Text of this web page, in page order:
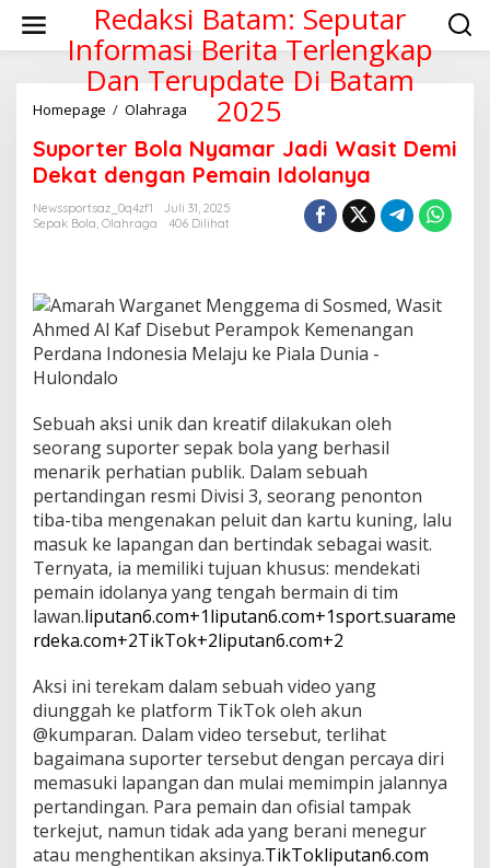
konten
Redaksi Batam: Seputar
Informasi Berita Terlengkap
Dan Terupdate Di Batam
2025
Homepage / Olahraga Suporter
Nyamar
Jadi
Wasit
Demi
Dekat
Suporter Bola Nyamar Jadi Wasit Demi
Dekat dengan Pemain Idolanya
Newssportsaz_0q4zf1
Juli 31, 2025
Sepak Bola, Olahraga 406 Dilihat
Sebuah aksi unik dan kreatif dilakukan oleh
seorang suporter sepak bola yang berhasil
menarik perhatian publik. Dalam sebuah
pertandingan resmi Divisi 3, seorang penonton
tiba-tiba mengenakan peluit dan kartu kuning, lalu
masuk ke lapangan dan bertindak sebagai wasit.
Ternyata, ia memiliki tujuan khusus: mendekati
pemain idolanya yang tengah bermain di tim
lawan.liputan6.com+1liputan6.com+1sport.suarame
rdeka.com+2TikTok+2liputan6.com+2
Aksi ini terekam dalam sebuah video yang
diunggah ke platform TikTok oleh akun
@kumparan. Dalam video tersebut, terlihat
bagaimana suporter tersebut dengan percaya diri
memasuki lapangan dan mulai memimpin jalannya
pertandingan. Para pemain dan ofisial tampak
terkejut, namun tidak ada yang berani menegur
atau menghentikan aksinya.TikTokliputan6.com